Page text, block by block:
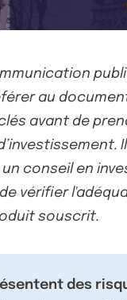
au
avant de
conseil en
vérifier
souscrit.
des